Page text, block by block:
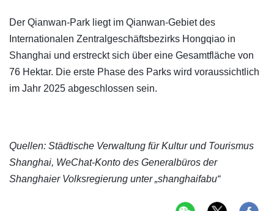
Der Qianwan-Park liegt im Qianwan-Gebiet des
Internationalen Zentralgeschäftsbezirks Hongqiao in
Shanghai und erstreckt sich über eine Gesamtfläche von
76 Hektar. Die erste Phase des Parks wird voraussichtlich
im Jahr 2025 abgeschlossen sein.
Quellen: Städtische Verwaltung für Kultur und Tourismus
Shanghai, WeChat-Konto des Generalbüros der
Shanghaier Volksregierung unter „shanghaifabu“